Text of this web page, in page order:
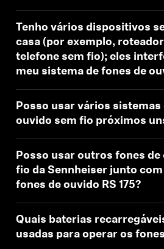
Tenho vários dispositivos
casa (por exemplo,
telefone sem fio); eles
meu sistema de fones de
Posso usar vários sistemas
ouvido sem fio próximos
Posso usar outros fones de
fio da Sennheiser junto
fones de ouvido RS 175?
Quais baterias
usadas para operar os